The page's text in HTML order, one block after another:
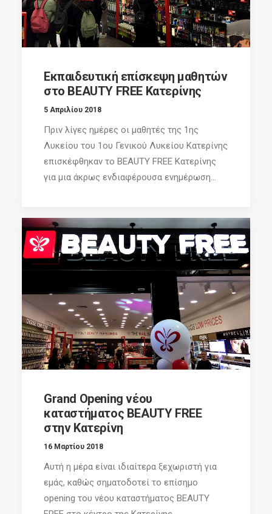
Εκπαιδευτική επίσκεψη μαθητών
στο BEAUTY FREE Κατερίνης
5 Απριλίου 2018
Πριν λίγες ημέρες οι μαθητές της 1ης
Λυκείου του 1ου Γενικού Λυκείου Κατερίνης
επισκέφθηκαν το BEAUTY FREE Κατερίνης
για μια άκρως ενδιαφέρουσα ενημέρωση...
Grand Opening νέου
καταστήματος BEAUTY FREE
στην Κατερίνη
16 Μαρτίου 2018
Αυτή η μέρα είναι ιδιαίτερα ξεχωριστή για
εμάς, καθώς σηματοδοτεί το επίσημο
opening του νέου καταστήματος BEAUTY